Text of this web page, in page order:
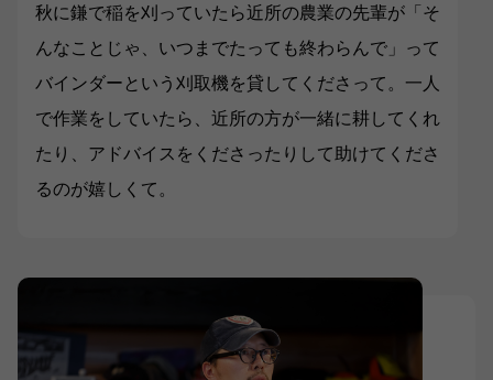
秋に鎌で稲を刈っていたら近所の農業の先輩が「そ
んなことじゃ、いつまでたっても終わらんで」って
バインダーという刈取機を貸してくださって。一人
で作業をしていたら、近所の方が一緒に耕してくれ
たり、アドバイスをくださったりして助けてくださ
るのが嬉しくて。